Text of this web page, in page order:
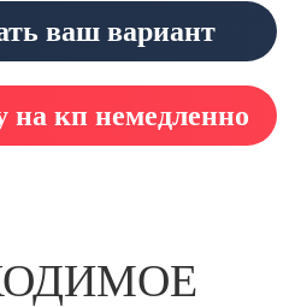
ваш вариант
на кп немедленно